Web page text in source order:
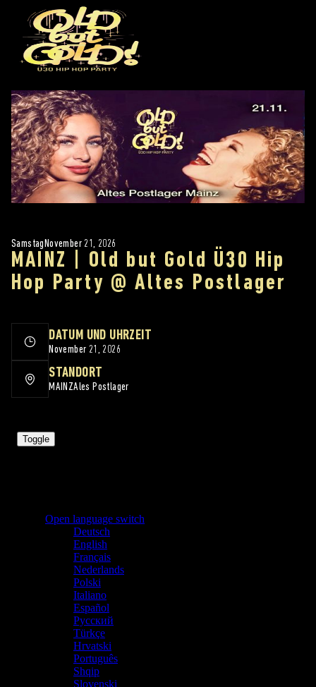
Samstag November 21, 2026
MAINZ | Old but Gold Ü30 Hip
Hop Party @ Altes Postlager
DATUM UND UHRZEIT
November 21, 2026
STANDORT
MAINZAles Postlager